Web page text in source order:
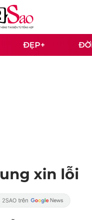
ĐẸP+
xin lỗi